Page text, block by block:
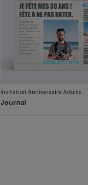
Invitation Anniversaire Adulte
Journal